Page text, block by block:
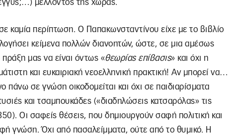
μέλλοντος της χώρας.
καμία περίπτωση. Ο Παπακωνσταντίνου είχε με το βιβλίο
κείμενα πολλών διανοητών, ώστε, σε μια αμέσως
μας να είναι όντως «θεωρίας επίβασις» και όχι η
και ευκαιριακή νεοελληνική πρακτική! Αν μπορεί να…
πάνω σε γνώση οικοδομείται και όχι σε παιδιαρίσματα
και τσαμπουκάδες («διαδηλώσεις κατσαρόλας» τις
Οι σαφείς θέσεις, που δημιουργούν σαφή πολιτική και
γνώση. Όχι από πασαλείμματα, ούτε από το θυμικό. Η